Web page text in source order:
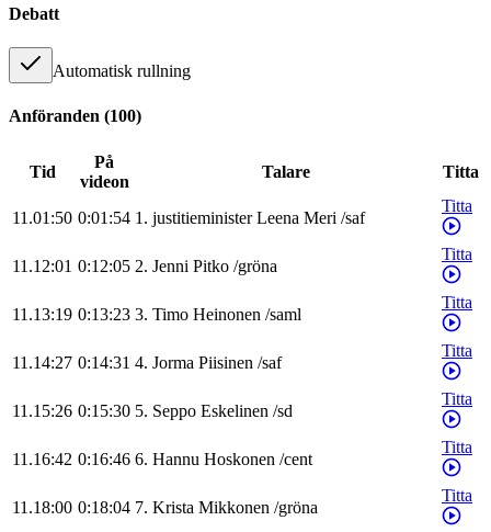
Debatt
Automatisk rullning
Anföranden (100)
Tid
På
videon
Talare Titta
11.01:50 0:01:54 1. justitieminister Leena Meri /saf
Titta
11.12:01 0:12:05 2. Jenni Pitko /gröna
Titta
11.13:19 0:13:23 3. Timo Heinonen /saml
Titta
11.14:27 0:14:31 4. Jorma Piisinen /saf
Titta
11.15:26 0:15:30 5. Seppo Eskelinen /sd
Titta
11.16:42 0:16:46 6. Hannu Hoskonen /cent
Titta
11.18:00 0:18:04 7. Krista Mikkonen /gröna
Titta